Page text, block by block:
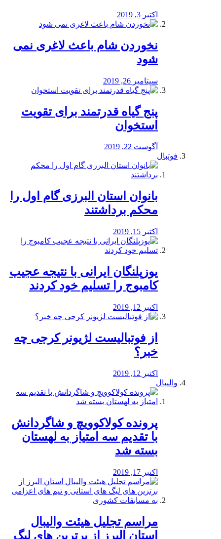
اکتبر 3, 2019
نخوردن شام باعث لاغری نمی
‌شود
سپتامبر 26, 2019
پنج گیاه قدرتمند برای تقویت
استخوان
آگوست 22, 2019
فوتبال
بانوان استان البرزی گام اول را
محكم برداشتند
اکتبر 15, 2019
یوزپلنگان ایرانی با نتیجه عجیب
کامبوج را تسلیم خود کردند
اکتبر 12, 2019
از فوتبالیست لژیونر کرجی چه
خبر؟
اکتبر 12, 2019
والیبال
پرونده کولاکوویچ و شاگردانش
با تقدیم سه امتیاز به لهستان
بسته شد
اکتبر 17, 2019
مراسم تجلیل هیئت والیبال
استان البرز از برترین های لیگ